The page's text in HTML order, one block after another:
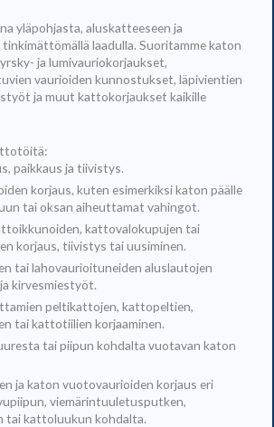
yläpohjasta, aluskatteeseen ja
laadulla. Suoritamme katon
ja lumivauriokorjaukset,
vaurioiden kunnostukset, läpivientien
ja muut kattokorjaukset kaikille
paikkaus ja tiivistys.
korjaus, kuten esimerkiksi katon päälle
tai oksan aiheuttamat vahingot.
kattovalokupujen tai
korjaus, tiivistys tai uusiminen.
tai lahovaurioituneiden aluslautojen
kirvesmiestyöt.
peltikattojen, kattopeltien,
tai kattotiilien korjaaminen.
tai piipun kohdalta vuotavan katon
ja katon vuotovaurioiden korjaus eri
viemärintuuletusputken,
tai kattoluukun kohdalta.